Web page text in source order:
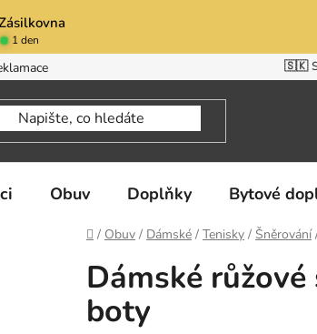
1 den
🇸🇰
Obuv Doplňky Bytové
Domů
/ Obuv / Dámské / Tenisky / Šněrování
Dámské
boty